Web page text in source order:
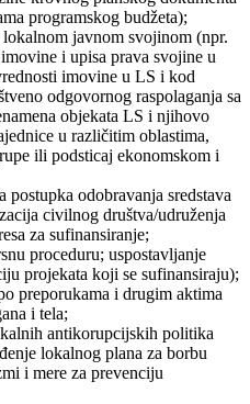
programskog budžeta);
javnom svojinom (npr.
i upisa prava svojine u
imovine u LS i kod
odgovornog raspolaganja sa
objekata LS i njihovo
u različitim oblastima,
ili podsticaj ekonomskom i
postupka odobravanja sredstava
civilnog društva/udruženja
za sufinansiranje;
proceduru; uspostavljanje
projekata koji se sufinansiraju);
preporukama i drugim aktima
i tela;
antikorupcijskih politika
lokalnog plana za borbu
i mere za prevenciju